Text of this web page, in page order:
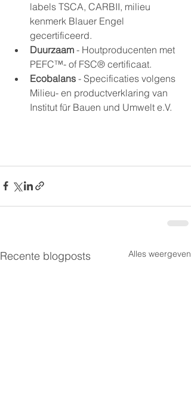
labels TSCA, CARBII, milieu
kenmerk Blauer Engel
gecertificeerd.
Duurzaam - Houtproducenten met
PEFC™- of FSC® certificaat.
Ecobalans - Specificaties volgens
Milieu- en productverklaring van
Institut für Bauen und Umwelt e.V.
Recente blogposts Alles weergeven